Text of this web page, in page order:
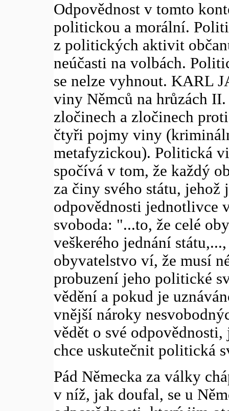
Odpovědnost v tomto
politickou a morální.
z politických aktivit
neúčasti na volbách.
se nelze vyhnout. KARL
viny Němců na hrůzách
zločinech a zločinech
čtyři pojmy viny
metafyzickou). Politická
spočívá v tom, že každý
za činy svého státu,
odpovědnosti jednotlivce
svoboda: "...to, že celé
veškerého jednání
obyvatelstvo ví, že musí
probuzení jeho politické
vědění a pokud je
vnější nároky
vědět o své
chce uskutečnit politická
Pád Německa za války
v níž, jak doufal, se u